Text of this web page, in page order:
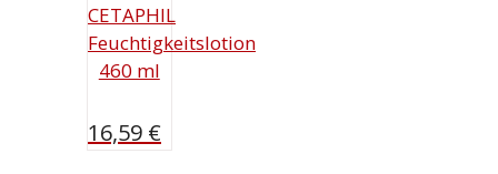
CETAPHIL
Feuchtigkeitslotion
460 ml
16,59 €